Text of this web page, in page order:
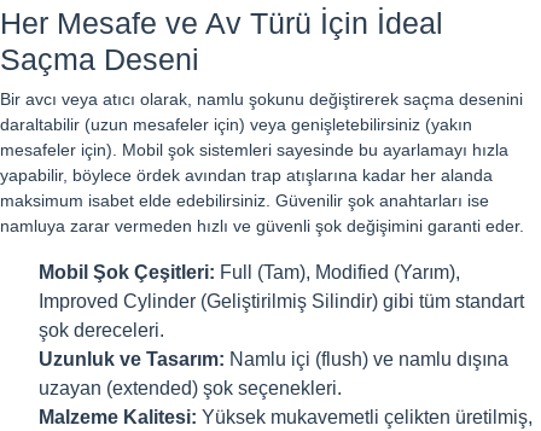
Her Mesafe ve Av Türü İçin İdeal
Saçma Deseni
Bir avcı veya atıcı olarak, namlu şokunu değiştirerek saçma desenini
daraltabilir (uzun mesafeler için) veya genişletebilirsiniz (yakın
mesafeler için). Mobil şok sistemleri sayesinde bu ayarlamayı hızla
yapabilir, böylece ördek avından trap atışlarına kadar her alanda
maksimum isabet elde edebilirsiniz. Güvenilir şok anahtarları ise
namluya zarar vermeden hızlı ve güvenli şok değişimini garanti eder.
Mobil Şok Çeşitleri: Full (Tam), Modified (Yarım),
Improved Cylinder (Geliştirilmiş Silindir) gibi tüm standart
şok dereceleri.
Uzunluk ve Tasarım: Namlu içi (flush) ve namlu dışına
uzayan (extended) şok seçenekleri.
Malzeme Kalitesi: Yüksek mukavemetli çelikten üretilmiş,